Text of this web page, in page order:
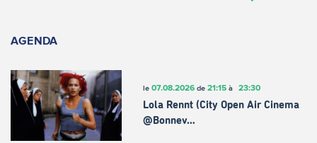
AGENDA
le 07.08.2026de 21:15à 23:30
Lola Rennt (City Open Air Cinema
@Bonnev…